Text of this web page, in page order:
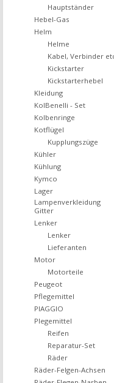
Hauptständer
Hebel-Gas
Helm
Helme
Kabel, Verbinder
Kickstarter
Kickstarterhebel
Kleidung
KolBenelli - Set
Kolbenringe
Kotflügel
Kupplungszüge
Kühler
Kühlung
Kymco
Lager
Lampenverkleidung
Gitter
Lenker
Lenker
Lieferanten
Motor
Motorteile
Peugeot
Pflegemittel
PIAGGIO
Plegemittel
Reifen
Reparatur-Set
Räder
Räder-Felgen-Achsen